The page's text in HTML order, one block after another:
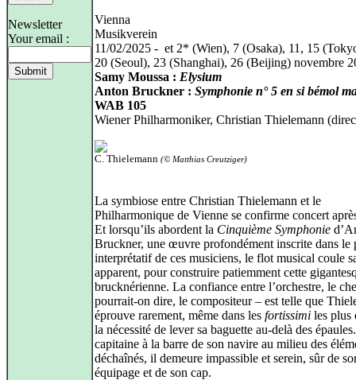
Newsletter
Your email :
Vienna
Musikverein
11/02/2025 - et 2* (Wien), 7 (Osaka), 11, 15
20 (Seoul), 23 (Shanghai), 26 (Beijing) novembre
Samy Moussa : Elysium
Anton Bruckner : Symphonie n° 5 en si bémol
WAB 105
Wiener Philharmoniker, Christian Thielemann
C. Thielemann (© Matthias Creutziger)
La symbiose entre Christian Thielemann et le
Philharmonique de Vienne se confirme concert
Et lorsqu’ils abordent la Cinquième Symphonie
Bruckner, une œuvre profondément inscrite dans le
interprétatif de ces musiciens, le flot musical coule
apparent, pour construire patiemment cette
brucknérienne. La confiance entre l’orchestre, le
pourrait‑on dire, le compositeur – est telle que
éprouve rarement, même dans les fortissimi les plus
la nécessité de lever sa baguette au‑delà des
capitaine à la barre de son navire au milieu des
déchaînés, il demeure impassible et serein, sûr de
équipage et de son cap.